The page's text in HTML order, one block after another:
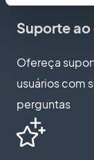
Suporte
Ofereça
usuários com
perguntas